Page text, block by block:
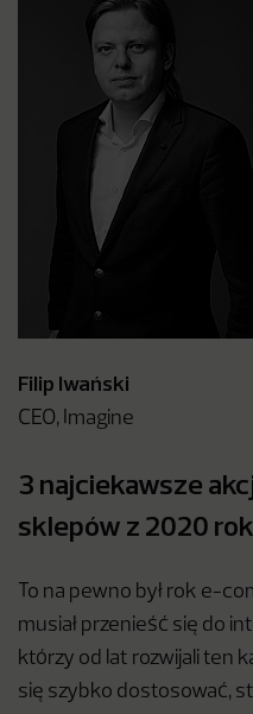
Filip Iwański
CEO, Imagine
3 najciekawsze
sklepów z 2020
To na pewno był rok e-
musiał przenieść się do
którzy od lat rozwijali ten
się szybko dostosować,